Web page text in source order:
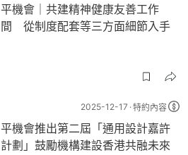
平機會｜共建精神健康友善工作
間 從制度配套等三方面細節入手
2025-12-17 特約內容
平機會推出第二屆「通用設計嘉許
計劃」鼓勵機構建設香港共融未來